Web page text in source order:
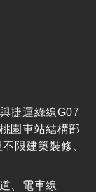
捷運綠線G07
園車站結構部
限建築裝修、
、電車線